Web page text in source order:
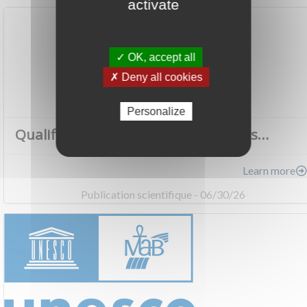
Qualifier un environnement d’écosys…
Learn more
Publication scientifique - 06/30/26
activate
✓ OK, accept all
✗ Deny all cookies
Personalize